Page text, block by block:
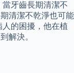
牙齒長期清潔不
清潔不乾淨也可能
的困擾，他在植
解決。